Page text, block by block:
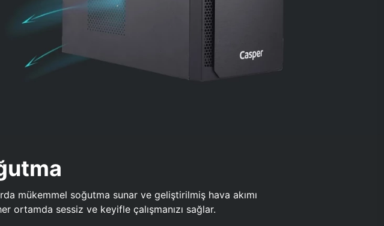
mükemmel soğutma sunar ve geliştirilmiş hava akımı
ortamda sessiz ve keyifle çalışmanızı sağlar.